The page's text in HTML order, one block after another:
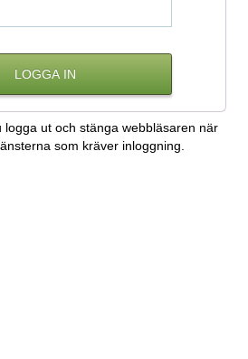
logga ut och stänga webbläsaren när
som kräver inloggning.